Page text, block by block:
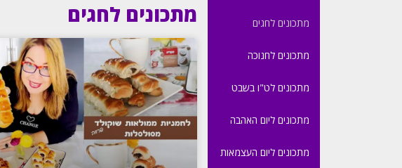
מתכונים לחגים
מתכונים לחנוכה
מתכונים לט"ו בשבט
מתכונים ליום האהבה
מתכונים ליום העצמאות
מתכונים לחגים